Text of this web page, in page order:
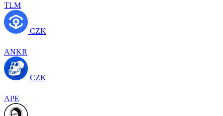
TLM
CZK
ANKR
CZK
APE